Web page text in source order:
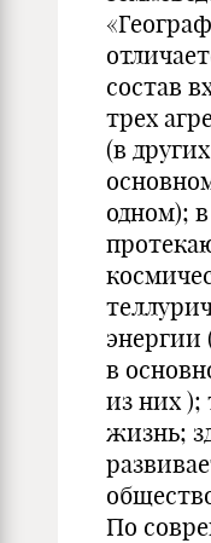
состав
трех
(в
одном);
энергии
в
из них );
жизнь;
По